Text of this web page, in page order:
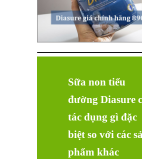
Sữa non tiểu
đường Diasure
tác dụng gì đặc
biệt so với các
phẩm khác